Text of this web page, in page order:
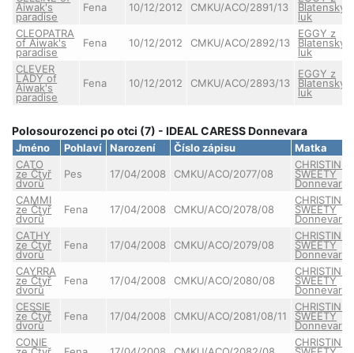
Aiwak's
paradise
Fena 10/12/2012 CMKU/ACO/2891/13
luk
CLEOPATRA
of Aiwak's
paradise
Fena 10/12/2012 CMKU/ACO/2892/13
EGGY z
luk
CLEVER
LADY of
Aiwak's
paradise
Fena 10/12/2012 CMKU/ACO/2893/13
EGGY z
luk
Polosourozenci po otci (7) - IDEAL CARESS Donnevara
Jméno Pohlaví Narození Číslo zápisu
Matka
CATO
ze Čtyř
dvorů
Pes 17/04/2008 CMKU/ACO/2077/08
CHRISTINE
SWEETY
Donnevara
CAMMI
ze Čtyř
dvorů
Fena 17/04/2008 CMKU/ACO/2078/08
CHRISTINE
SWEETY
Donnevara
CATHY
ze Čtyř
dvorů
Fena 17/04/2008 CMKU/ACO/2079/08
CHRISTINE
SWEETY
Donnevara
CAYRRA
ze Čtyř
dvorů
Fena 17/04/2008 CMKU/ACO/2080/08
CHRISTINE
SWEETY
Donnevara
CESSIE
ze Čtyř
dvorů
Fena 17/04/2008 CMKU/ACO/2081/08/11
CHRISTINE
SWEETY
Donnevara
CONIE
CHRISTINE